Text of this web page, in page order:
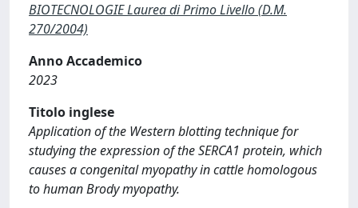
BIOTECNOLOGIE Laurea di Primo Livello (D.M.
270/2004)
Anno Accademico
2023
Titolo inglese
Application of the Western blotting technique for
studying the expression of the SERCA1 protein, which
causes a congenital myopathy in cattle homologous
to human Brody myopathy.